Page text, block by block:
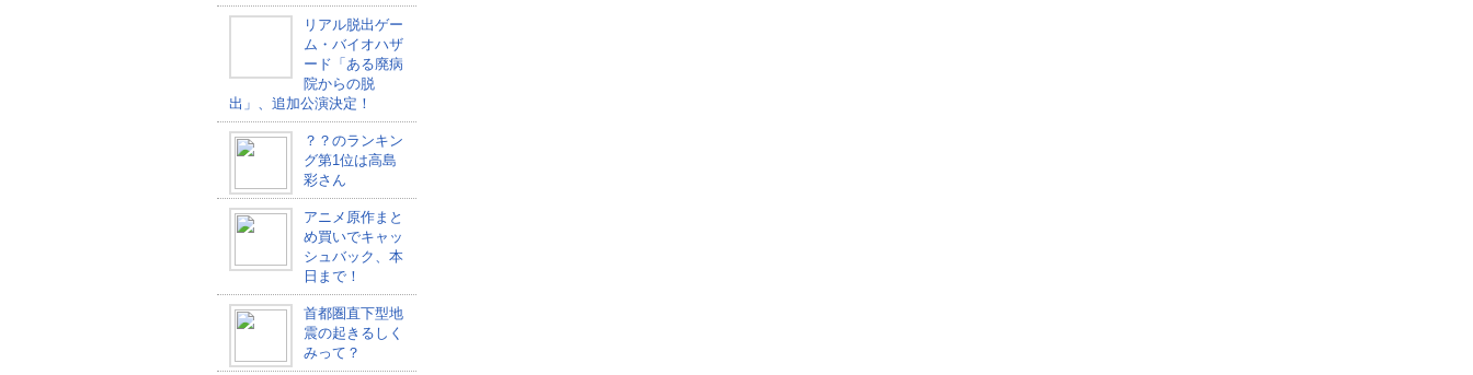
リアル脱出ゲー
ム・バイオハザ
ード「ある廃病
院からの脱
出」、追加公演決定！
？？のランキン
グ第1位は高島
彩さん
アニメ原作まと
め買いでキャッ
シュバック、本
日まで！
首都圏直下型地
震の起きるしく
みって？